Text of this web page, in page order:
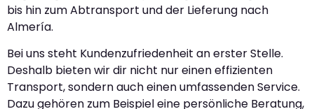
bis hin zum Abtransport und der Lieferung nach
Almería.
Bei uns steht Kundenzufriedenheit an erster Stelle.
Deshalb bieten wir dir nicht nur einen effizienten
Transport, sondern auch einen umfassenden Service.
Dazu gehören zum Beispiel eine persönliche Beratung,